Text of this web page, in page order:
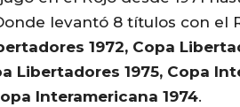
levantó 8 títulos con el
1972, Copa
Libertadores 1975, Copa
Interamericana 1974.